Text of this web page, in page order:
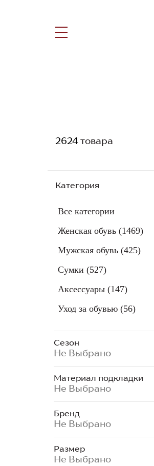
Категория
Все категории
Женская обувь (1469)
Мужская обувь (425)
Сумки (527)
Аксессуары (147)
Уход за обувью (56)
Сезон
Не Выбрано
Материал подкладки
Не Выбрано
Бренд
Не Выбрано
Размер
Не Выбрано
2624товара